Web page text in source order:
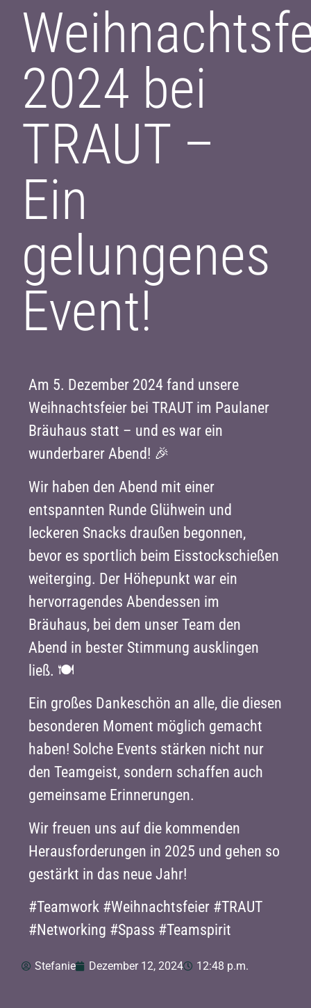
2024 bei
TRAUT –
Ein
gelungenes
Event!
Am 5. Dezember 2024 fand unsere
Weihnachtsfeier bei TRAUT im Paulaner
Bräuhaus statt – und es war ein
wunderbarer Abend! 🎉
Wir haben den Abend mit einer
entspannten Runde Glühwein und
leckeren Snacks draußen begonnen,
bevor es sportlich beim Eisstockschießen
weiterging. Der Höhepunkt war ein
hervorragendes Abendessen im
Bräuhaus, bei dem unser Team den
Abend in bester Stimmung ausklingen
ließ. 🍽️
Ein großes Dankeschön an alle, die diesen
besonderen Moment möglich gemacht
haben! Solche Events stärken nicht nur
den Teamgeist, sondern schaffen auch
gemeinsame Erinnerungen.
Wir freuen uns auf die kommenden
Herausforderungen in 2025 und gehen so
gestärkt in das neue Jahr!
#Teamwork #Weihnachtsfeier #TRAUT
#Networking #Spass #Teamspirit
Stefanie Dezember 12, 2024 12:48 p.m.